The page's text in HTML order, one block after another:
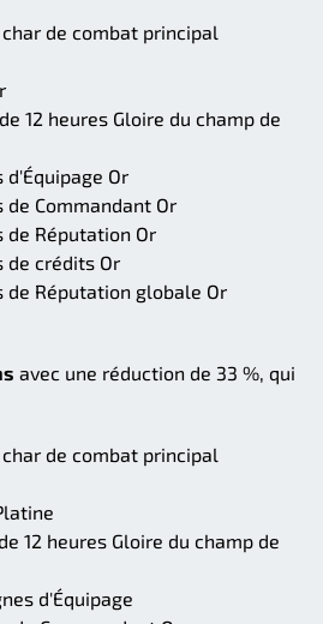
char de combat principal
12 heures Gloire du champ de
d'Équipage Or
de Commandant Or
de Réputation Or
de crédits Or
de Réputation globale Or
avec une réduction de 33 %, qui
char de combat principal
12 heures Gloire du champ de
d'Équipage